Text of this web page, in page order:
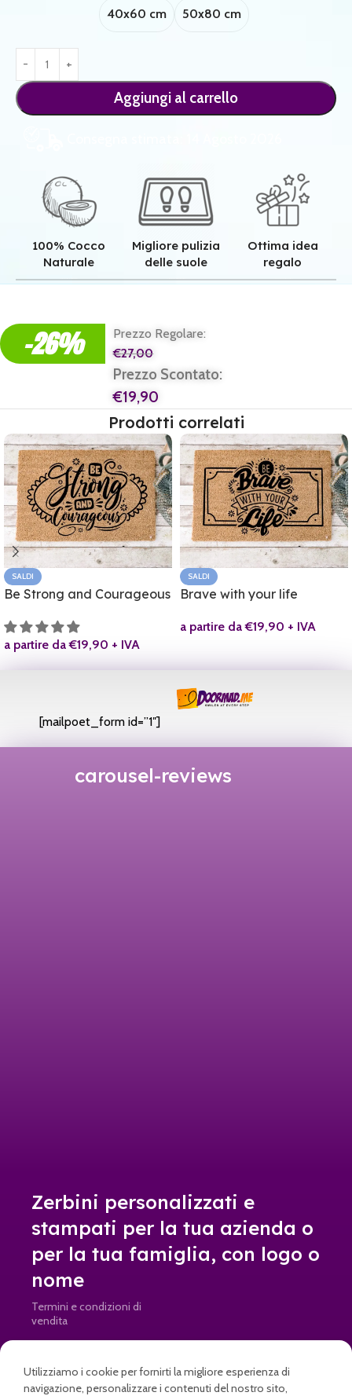
40x60 cm 50x80 cm
Aggiungi al carrello
100% Cocco
Naturale
Migliore pulizia
delle suole
Ottima idea
regalo
-26%
Prezzo Regolare:
€27,00
Prezzo Scontato:
€19,90
Prodotti correlati
SALDI
Be Strong and Courageous
a partire da€19,90 + IVA
SALDI
Brave with your life
a partire da€19,90 + IVA
[mailpoet_form id=”1″]
carousel-reviews
Zerbini personalizzati e
stampati per la tua azienda o
per la tua famiglia, con logo o
nome
Termini e condizioni di
vendita
info@doormad.it • Partita IVA: IT04645820269
Utilizziamo i cookie per fornirti la migliore esperienza di
navigazione, personalizzare i contenuti del nostro sito,